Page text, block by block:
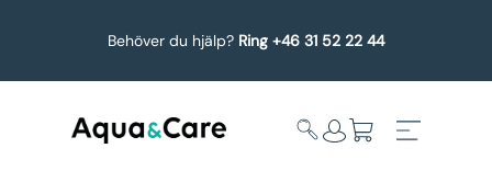
Behöver du hjälp? Ring +46 31 52 22 44